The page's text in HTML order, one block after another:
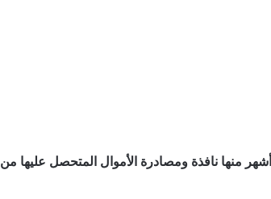
أدانته المحكمة بتهمة إخفاء عائدات جرمية والحبس سنين، 6 أشهر منها نافذة ومصادرة الأموال المتحصل عليها من